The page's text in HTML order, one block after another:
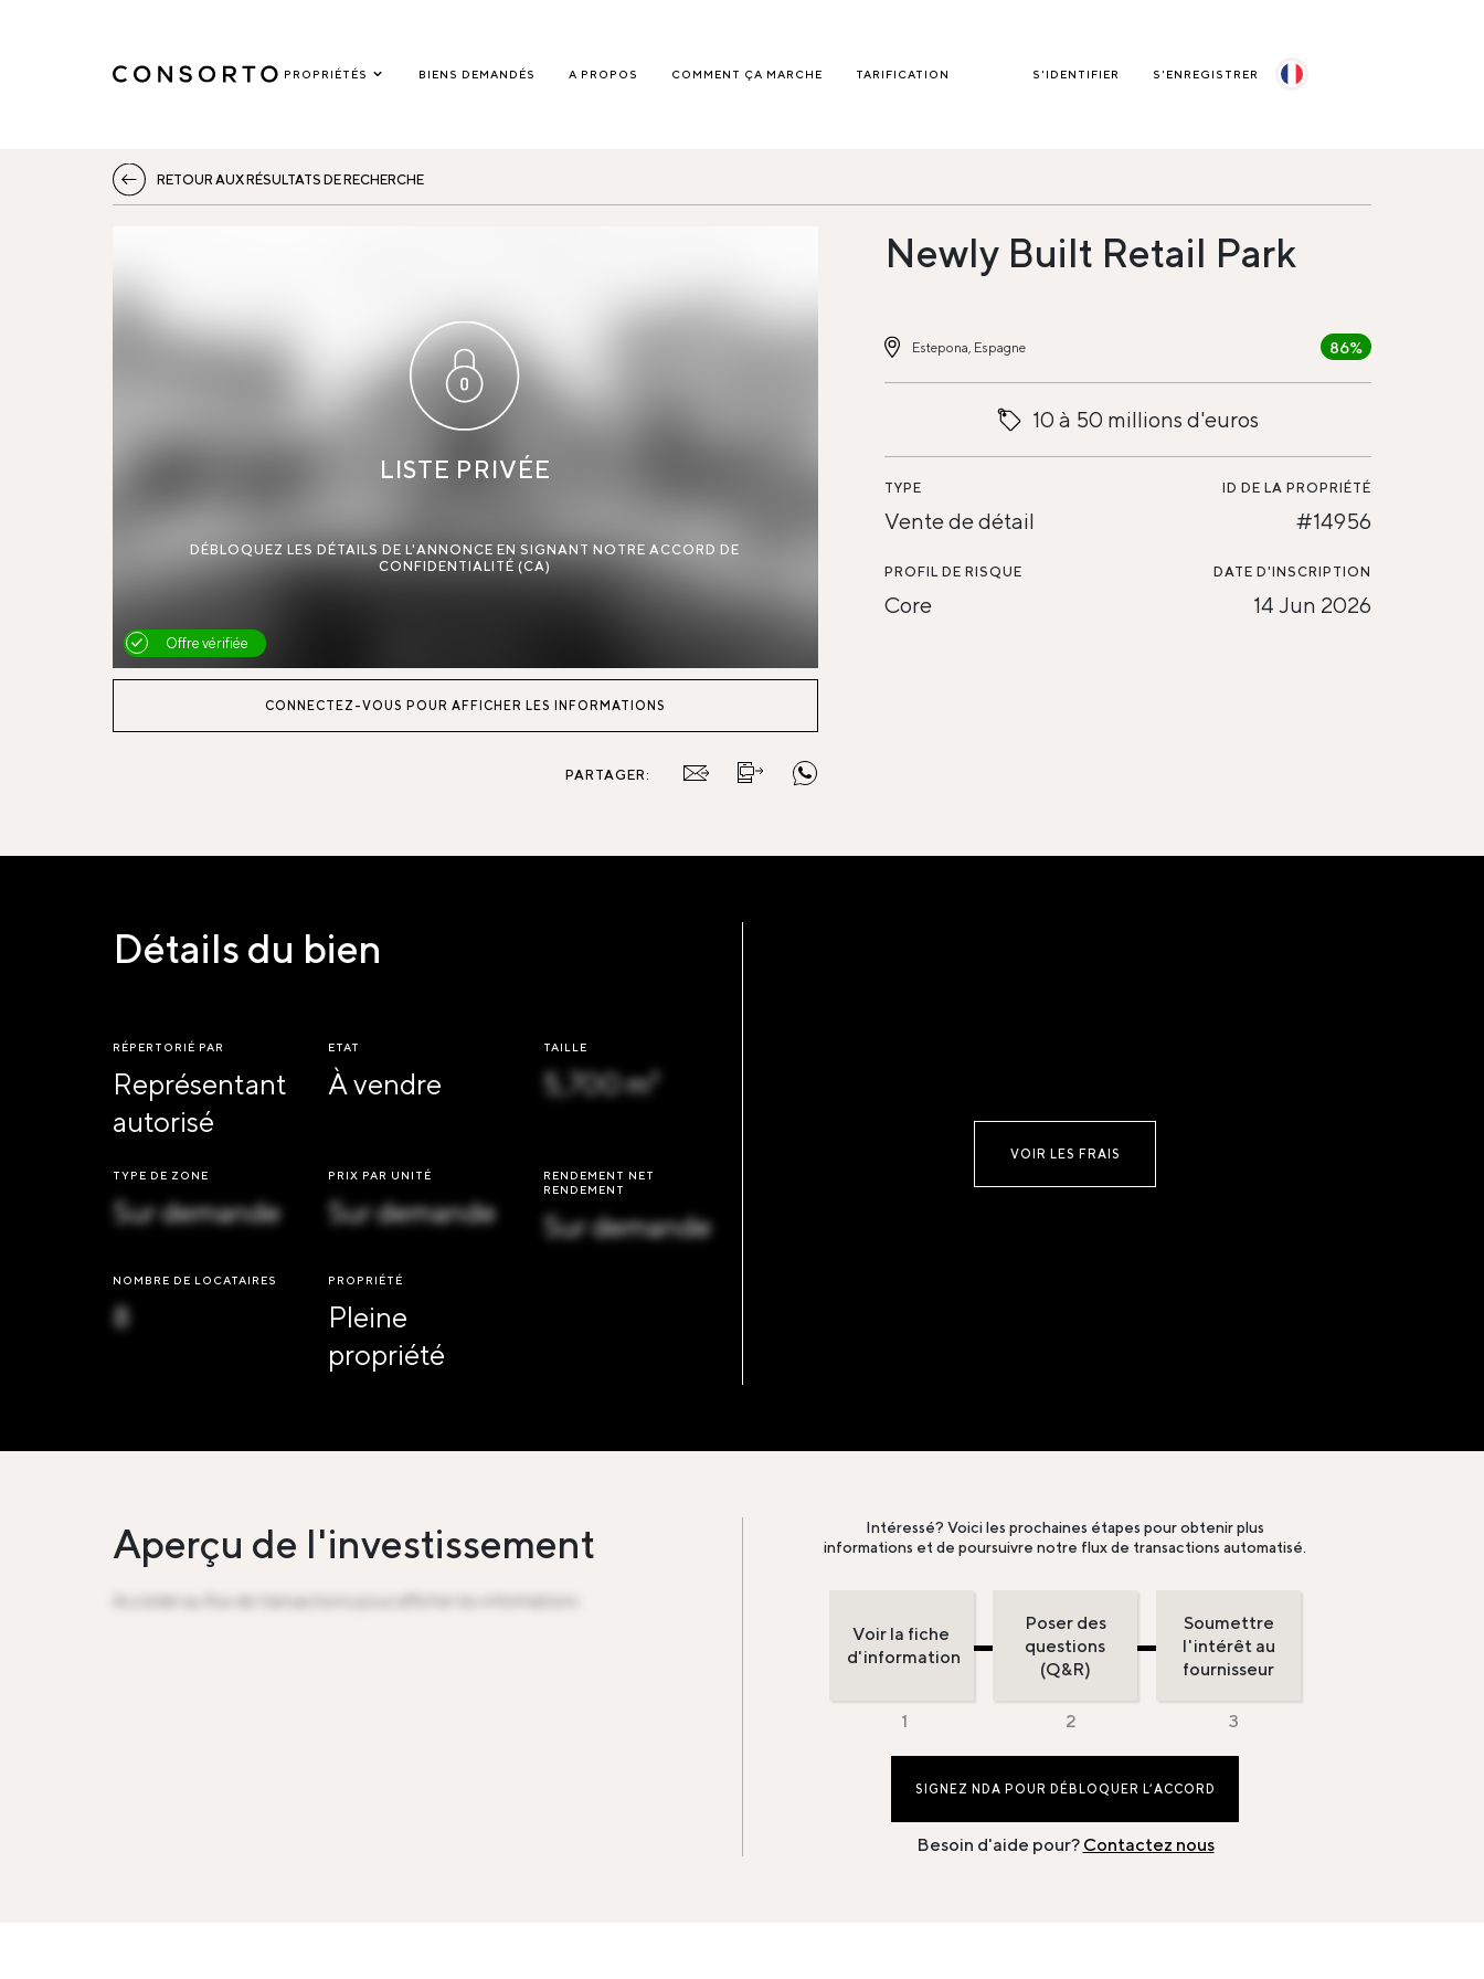
PROPRIÉTÉS BIENS DEMANDÉS A PROPOS COMMENT ÇA MARCHE TARIFICATION S'IDENTIFIER S'ENREGISTRER
RETOUR AUX RÉSULTATS DE RECHERCHE
Offre vérifiée
LISTE PRIVÉE
DÉBLOQUEZ LES DÉTAILS DE L'ANNONCE EN SIGNANT NOTRE ACCORD DE
CONFIDENTIALITÉ (CA)
CONNECTEZ-VOUS POUR AFFICHER LES INFORMATIONS
PARTAGER:
Newly Built Retail Park
Estepona, Espagne 86%
10 à 50 millions d'euros
TYPE
Vente de détail
ID DE LA PROPRIÉTÉ
#14956
PROFIL DE RISQUE
Core
DATE D'INSCRIPTION
14 Jun 2026
Détails du bien
RÉPERTORIÉ PAR
Représentant
autorisé
ETAT
À vendre
TAILLE
5,700 m²
TYPE DE ZONE
Sur demande
PRIX PAR UNITÉ
Sur demande
RENDEMENT NET
RENDEMENT
Sur demande
NOMBRE DE LOCATAIRES
8
PROPRIÉTÉ
Pleine
propriété
VOIR LES FRAIS
Aperçu de l'investissement
Accéder au flux de transactions pour afficher les informations
Intéressé? Voici les prochaines étapes pour obtenir plus
informations et de poursuivre notre flux de transactions automatisé.
Voir la fiche
d'information
Poser des
questions
(Q&R)
Soumettre
l'intérêt au
fournisseur
SIGNEZ NDA POUR DÉBLOQUER L’ACCORD
Besoin d'aide pour? Contactez nous